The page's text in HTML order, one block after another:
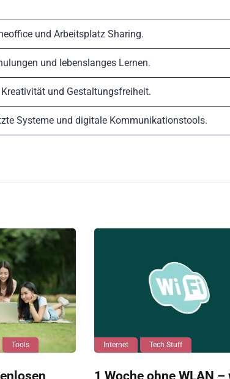
und Arbeitsplatz Sharing.
und lebenslanges Lernen.
und Gestaltungsfreiheit.
Systeme und digitale Kommunikationstools.
Tools Internet Tech Stuff
1 Woche ohne WLAN –